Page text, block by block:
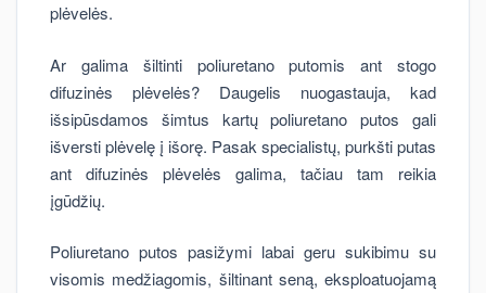
plėvelės.
Ar galima šiltinti poliuretano putomis ant stogo
difuzinės plėvelės? Daugelis nuogastauja, kad
išsipūsdamos šimtus kartų poliuretano putos gali
išversti plėvelę į išorę. Pasak specialistų, purkšti putas
ant difuzinės plėvelės galima, tačiau tam reikia
įgūdžių.
Poliuretano putos pasižymi labai geru sukibimu su
visomis medžiagomis, šiltinant seną, eksploatuojamą